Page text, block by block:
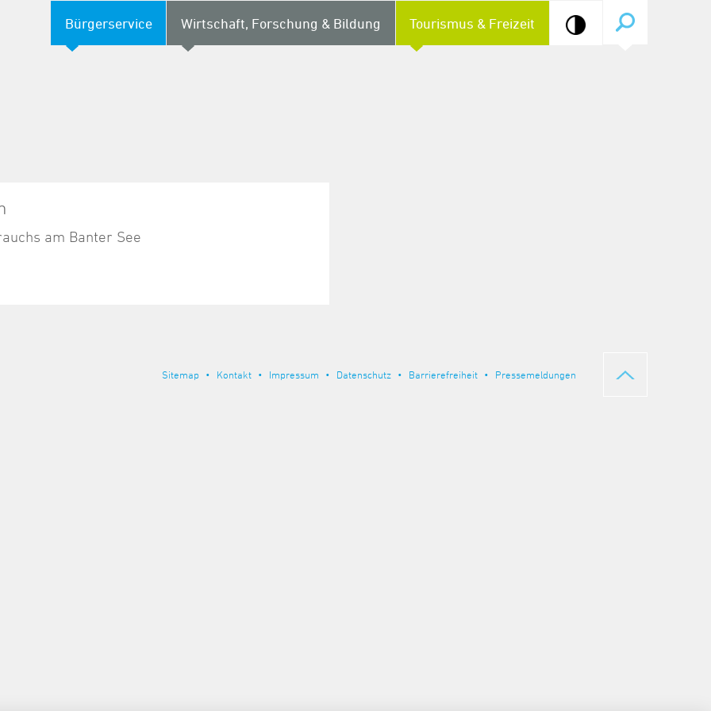
Bürgerservice Wirtschaft, Forschung & Bildung Tourismus & Freizeit
am Banter See
Sitemap Kontakt Impressum Datenschutz Barrierefreiheit Pressemeldungen